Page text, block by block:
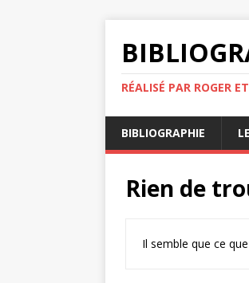
RÉALISÉ PAR ROGER
BIBLIOGRAPHIE
Rien de
Il semble que ce